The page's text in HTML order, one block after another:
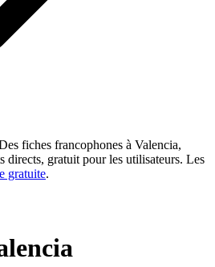
fiches francophones à Valencia,
directs, gratuit pour les utilisateurs. Les
gratuite.